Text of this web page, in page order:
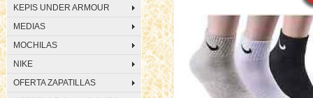
KEPIS UNDER ARMOUR
MEDIAS
MOCHILAS
NIKE
OFERTA ZAPATILLAS